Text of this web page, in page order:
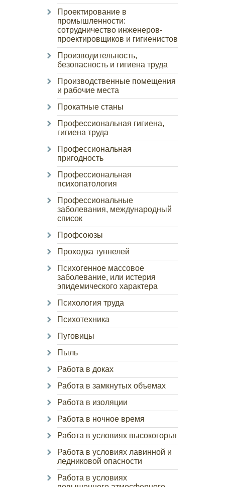
Проектирование в
промышленности:
сотрудничество инженеров-
проектировщиков и гигиенистов
Производительность,
безопасность и гигиена труда
Производственные помещения
и рабочие места
Прокатные станы
Профессиональная гигиена,
гигиена труда
Профессиональная
пригодность
Профессиональная
психопатология
Профессиональные
заболевания, международный
список
Профсоюзы
Проходка туннелей
Психогенное массовое
заболевание, или истерия
эпидемического характера
Психология труда
Психотехника
Пуговицы
Пыль
Работа в доках
Работа в замкнутых объемах
Работа в изоляции
Работа в ночное время
Работа в условиях высокогорья
Работа в условиях лавинной и
ледниковой опасности
Работа в условиях